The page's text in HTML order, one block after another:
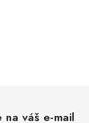
váš e-mail